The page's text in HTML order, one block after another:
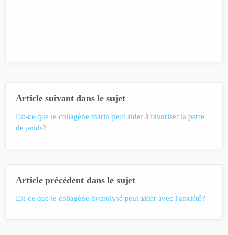
Article suivant dans le sujet
Est-ce que le collagène marin peut aider à favoriser la perte
de poids?
Article précédent dans le sujet
Est-ce que le collagène hydrolysé peut aider avec l'anxiété?